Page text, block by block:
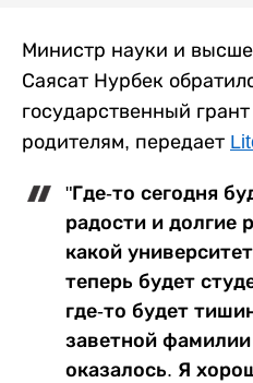
Министр науки и
Саясат Нурбек
государственный
родителям, передает
"Где-то сегодня
радости и долгие
какой
теперь будет
где-то будет
заветной
оказалось. Я